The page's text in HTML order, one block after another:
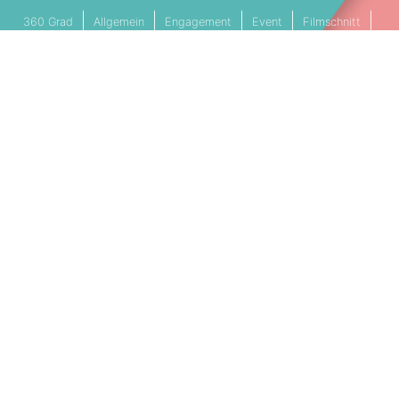
360 Grad Allgemein Engagement Event
Filmschnitt